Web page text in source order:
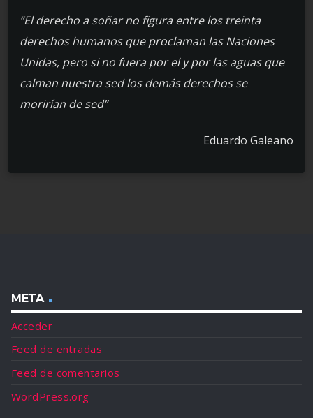
“El derecho a soñar no figura entre los treinta
derechos humanos que proclaman las Naciones
Unidas, pero si no fuera por el y por las aguas que
calman nuestra sed los demás derechos se
morirían de sed”
Eduardo Galeano
META
Acceder
Feed de entradas
Feed de comentarios
WordPress.org